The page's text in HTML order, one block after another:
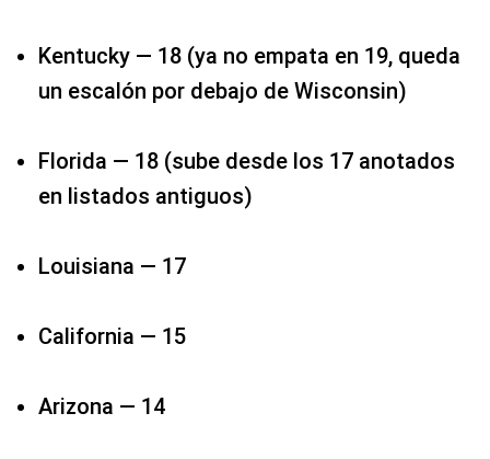
Kentucky — 18 (ya no empata en 19, queda
un escalón por debajo de Wisconsin)​
Florida — 18​ (sube desde los 17 anotados
en listados antiguos)​
Louisiana — 17​
California — 15
Arizona — 14